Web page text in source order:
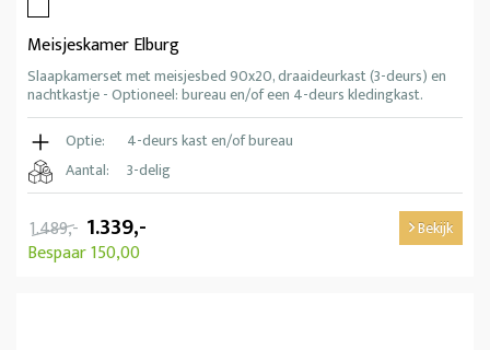
Meisjeskamer Elburg
Slaapkamerset met meisjesbed 90x20, draaideurkast (3-deurs) en
nachtkastje - Optioneel: bureau en/of een 4-deurs kledingkast.
Optie:
4-deurs kast en/of bureau
Aantal:
3-delig
1.489,- 1.339,-
Bespaar 150,00
Bekijk